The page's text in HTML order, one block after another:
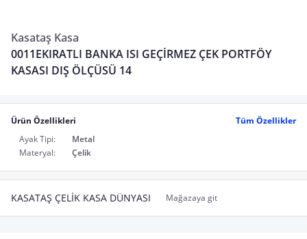
Kasataş Kasa
0011EKIRATLI BANKA ISI GEÇİRMEZ ÇEK PORTFÖY
KASASI DIŞ ÖLÇÜSÜ 14
Ürün Özellikleri
Tüm Özellikler
Ayak Tipi:
Metal
Materyal:
Çelik
KASATAŞ ÇELİK KASA DÜNYASI Mağazaya git